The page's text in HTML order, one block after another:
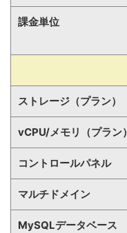
課金単位
ストレージ（プラン）
vCPU/メモリ（プラン）
コントロールパネル
マルチドメイン
MySQLデータベース